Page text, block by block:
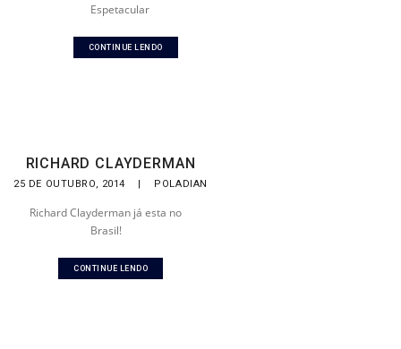
Espetacular
CONTINUE LENDO
RICHARD CLAYDERMAN
25 DE OUTUBRO, 2014 | POLADIAN
Richard Clayderman já esta no
Brasil!
CONTINUE LENDO